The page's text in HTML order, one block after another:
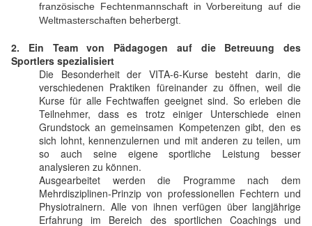
französische Fechtenmannschaft in Vorbereitung auf die
Weltmasterschaften beherbergt
2. Ein Team von Pädagogen auf die Betreuung des
Sportlers spezialisiert
Die Besonderheit der VITA-6-Kurse besteht darin, die
verschiedenen Praktiken füreinander zu öffnen, weil die
Kurse für alle Fechtwaffen geeignet sind. So erleben die
Teilnehmer, dass es trotz einiger Unterschiede einen
Grundstock an gemeinsamen Kompetenzen gibt, den es
sich lohnt, kennenzulernen und mit anderen zu teilen, um
so auch seine eigene sportliche Leistung besser
analysieren zu können.
Ausgearbeitet werden die Programme nach dem
Mehrdisziplinen-Prinzip von professionellen Fechtern und
Physiotrainern. Alle von ihnen verfügen über langjährige
Erfahrung im Bereich des sportlichen Coachings und